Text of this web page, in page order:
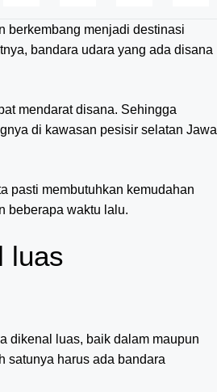
berkembang menjadi destinasi
bandara udara yang ada disana
mendarat disana. Sehingga
di kawasan pesisir selatan Jawa
pasti membutuhkan kemudahan
beberapa waktu lalu.
luas
dikenal luas, baik dalam maupun
satunya harus ada bandara